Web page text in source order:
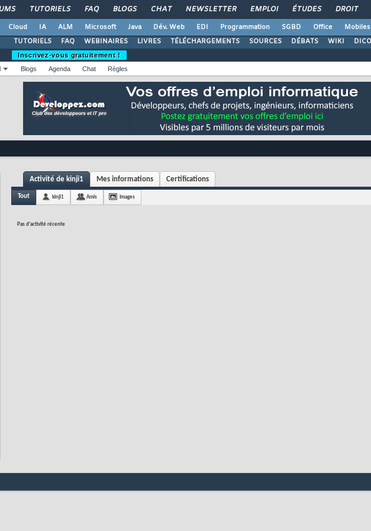
TUTORIELS FAQ BLOGS CHAT NEWSLETTER EMPLOI ÉTUDES DROIT
Cloud IA ALM Microsoft Java Dév. Web EDI Programmation SGBD Office Mobiles
TUTORIELS
FAQ WEBINAIRES LIVRES TÉLÉCHARGEMENTS SOURCES DÉBATS WIKI DICO
Inscrivez-vous gratuitement !
Blogs Agenda Chat Règles
Activité de kinji1 Mes informations Certifications
Tout kinji1 Amis Images
Pas d'activité récente